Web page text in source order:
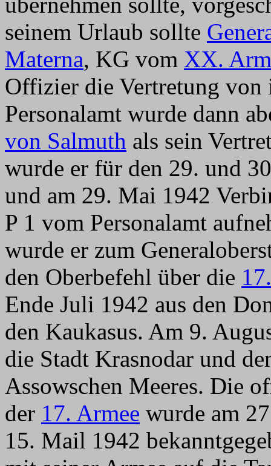
seinem Urlaub sollte
Materna, KG vom XX.
Offizier die Vertretung von
Personalamt wurde dann
von Salmuth als sein
wurde er für den 29. und
und am 29. Mai 1942
P 1 vom Personalamt
wurde er zum
den Oberbefehl über die
Ende Juli 1942 aus den
den Kaukasus. Am 9.
die Stadt Krasnodar und
Assowschen Meeres. Die
der 17. Armee wurde am
15. Mail 1942